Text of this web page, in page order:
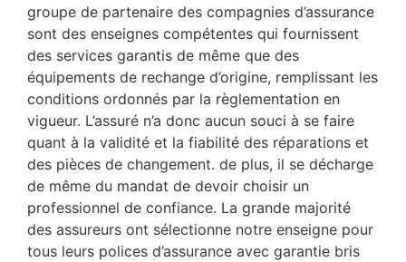
groupe de partenaire des compagnies d’assurance
sont des enseignes compétentes qui fournissent
des services garantis de même que des
équipements de rechange d’origine, remplissant les
conditions ordonnés par la règlementation en
vigueur. L’assuré n’a donc aucun souci à se faire
quant à la validité et la fiabilité des réparations et
des pièces de changement. de plus, il se décharge
de même du mandat de devoir choisir un
professionnel de confiance. La grande majorité
des assureurs ont sélectionne notre enseigne pour
tous leurs polices d’assurance avec garantie bris